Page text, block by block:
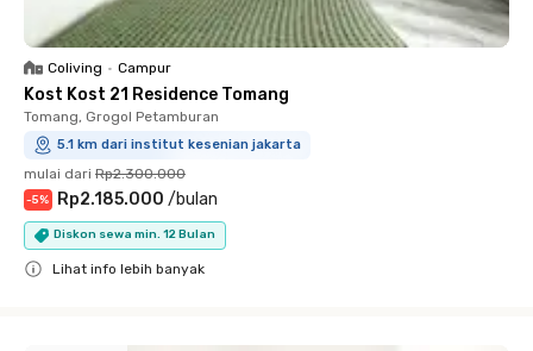
Coliving • Campur
Kost Kost 21 Residence Tomang
Tomang, Grogol Petamburan
5.1 km dari institut kesenian jakarta
mulai dari Rp2.300.000
-5% Rp2.185.000 /bulan
Diskon sewa min. 12 Bulan
Lihat info lebih banyak